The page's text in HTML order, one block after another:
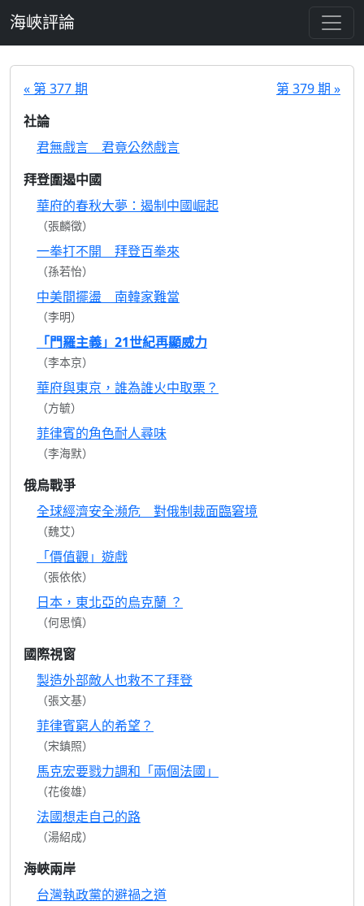
海峽評論
« 第 377 期
第 379 期 »
社論
君無戲言 君竟公然戲言
拜登圍遏中國
華府的春秋大夢：遏制中國崛起
（張麟徵）
一拳打不開 拜登百拳來
（孫若怡）
中美間擺盪 南韓家難當
（李明）
「門羅主義」21世紀再顯威力
（李本京）
華府與東京，誰為誰火中取栗？
（方毓）
菲律賓的角色耐人尋味
（李海默）
俄烏戰爭
全球經濟安全瀕危 對俄制裁面臨窘境
（魏艾）
「價值觀」遊戲
（張依依）
日本，東北亞的烏克蘭 ？
（何思慎）
國際視窗
製造外部敵人也救不了拜登
（張文基）
菲律賓窮人的希望？
（宋鎮照）
馬克宏要戮力調和「兩個法國」
（花俊雄）
法國想走自己的路
（湯紹成）
海峽兩岸
台灣執政黨的避禍之道